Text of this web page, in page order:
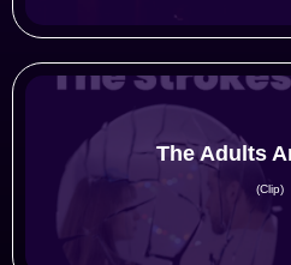
The Adults
(Clip)